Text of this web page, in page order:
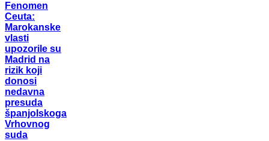
Fenomen
Ceuta:
Marokanske
vlasti
upozorile su
Madrid na
rizik koji
donosi
nedavna
presuda
španjolskoga
Vrhovnog
suda